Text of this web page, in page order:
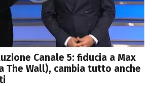
Canale 5: fiducia a Max
The Wall), cambia tutto anche